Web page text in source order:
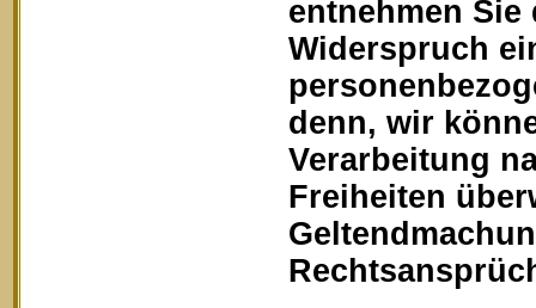
entnehmen
Widerspruch
denn, wir
Verarbeitung
Freiheiten